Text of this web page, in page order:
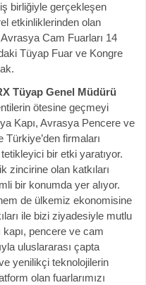
birliğiyle gerçekleşen
etkinliklerinden olan
Cam Fuarları 14
Tüyap Fuar ve Kongre
Tüyap Genel Müdürü
ötesine geçmeyi
Kapı, Avrasya Pencere ve
firmaları
bir etki yaratıyor.
zincirine olan katkıları
bir konumda yer alıyor.
de ülkemiz ekonomisine
ile bizi ziyadesiyle mutlu
kapı, pencere ve cam
uluslararası çapta
yenilikçi teknolojilerin
olan fuarlarımızı